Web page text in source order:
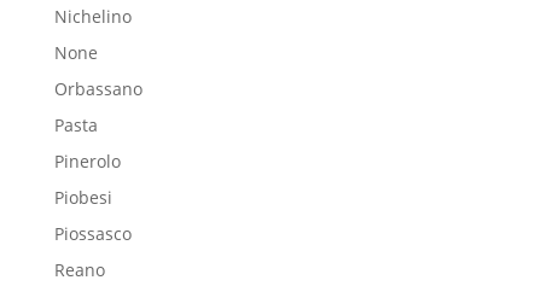
Nichelino
None
Orbassano
Pasta
Pinerolo
Piobesi
Piossasco
Reano